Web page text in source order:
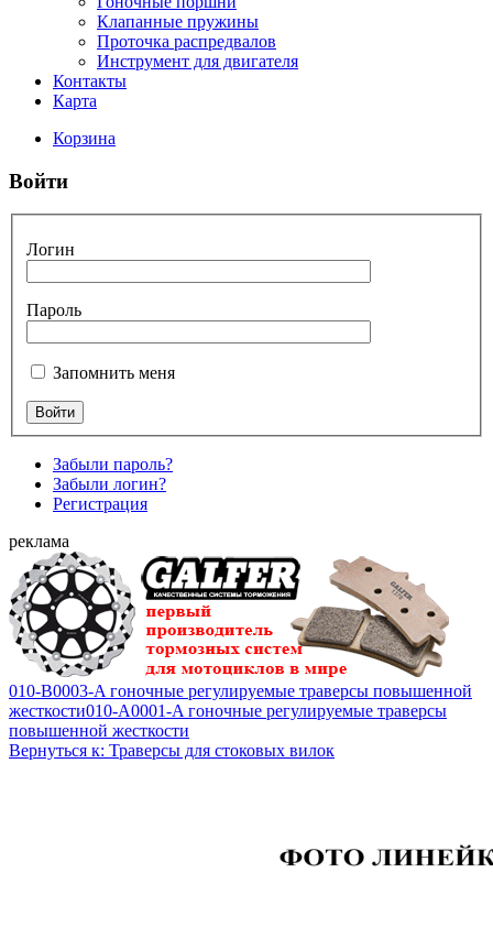
Клапанные пружины
Проточка распредвалов
Инструмент для двигателя
Контакты
Карта
Корзина
Войти
Логин
Пароль
Запомнить меня
Забыли пароль?
Забыли логин?
Регистрация
реклама
010-B0003-A гоночные регулируемые траверсы повышенной
жесткости010-A0001-A гоночные регулируемые траверсы
повышенной жесткости
Вернуться к: Траверсы для стоковых вилок